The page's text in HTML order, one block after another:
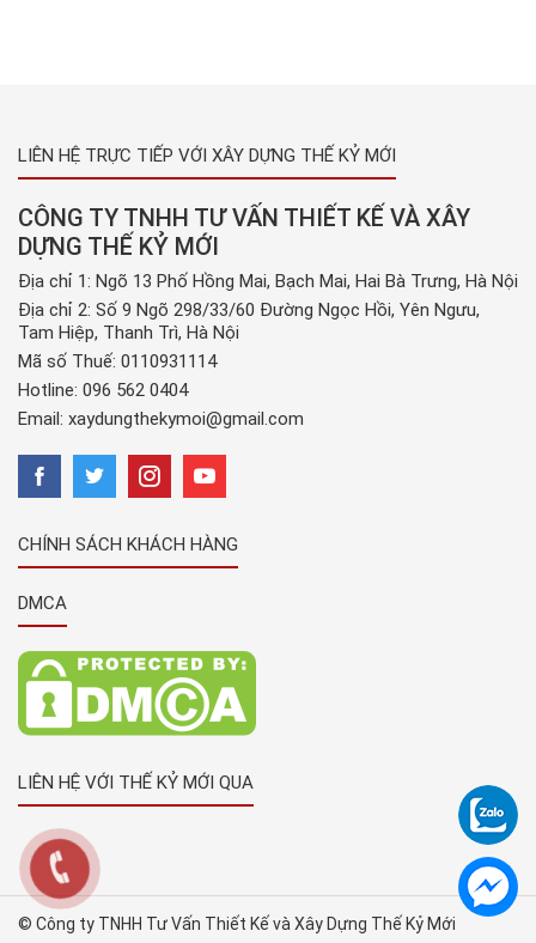
LIÊN HỆ TRỰC TIẾP VỚI XÂY DỰNG THẾ KỶ MỚI
CÔNG TY TNHH TƯ VẤN THIẾT KẾ VÀ XÂY
DỰNG THẾ KỶ MỚI
Địa chỉ 1: Ngõ 13 Phố Hồng Mai, Bạch Mai, Hai Bà Trưng, Hà Nội
Địa chỉ 2: Số 9 Ngõ 298/33/60 Đường Ngọc Hồi, Yên Ngưu,
Tam Hiệp, Thanh Trì, Hà Nội
Mã số Thuế: 0110931114
Hotline: 096 562 0404
Email: xaydungthekymoi@gmail.com
CHÍNH SÁCH KHÁCH HÀNG
DMCA
LIÊN HỆ VỚI THẾ KỶ MỚI QUA
© Công ty TNHH Tư Vấn Thiết Kế và Xây Dựng Thế Kỷ Mới